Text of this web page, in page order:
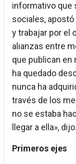
informativo que
sociales,
y trabajar por el
alianzas entre
que publican en
ha quedado
nunca ha
través de los
no se estaba
llegar a ella», dijo.
Primeros ejes